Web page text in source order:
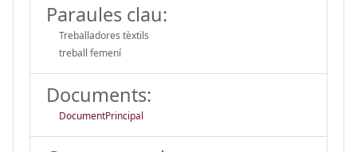
Paraules clau:
Treballadores tèxtils
treball femení
Documents:
DocumentPrincipal